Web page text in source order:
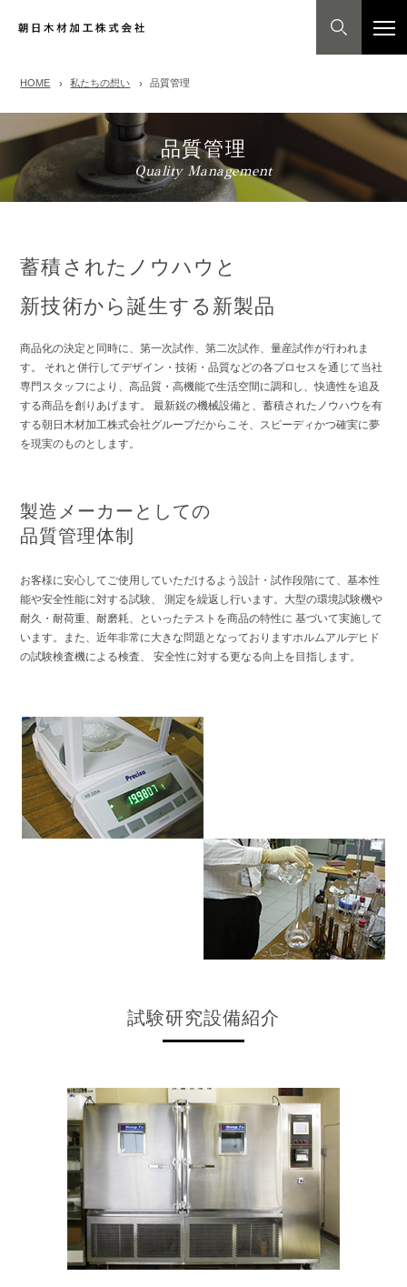
HOME 私たちの想い 品質管理
品質管理
Quality Management
蓄積されたノウハウと
新技術から誕生する新製品
商品化の決定と同時に、第一次試作、第二次試作、量産試作が行われま
す。 それと併行してデザイン・技術・品質などの各プロセスを通じて当社
専門スタッフにより、高品質・高機能で生活空間に調和し、快適性を追及
する商品を創りあげます。 最新鋭の機械設備と、蓄積されたノウハウを有
する朝日木材加工株式会社グループだからこそ、スピーディかつ確実に夢
を現実のものとします。
製造メーカーとしての
品質管理体制
お客様に安心してご使用していただけるよう設計・試作段階にて、基本性
能や安全性能に対する試験、 測定を繰返し行います。大型の環境試験機や
耐久・耐荷重、耐磨耗、といったテストを商品の特性に 基づいて実施して
います。また、近年非常に大きな問題となっておりますホルムアルデヒド
の試験検査機による検査、 安全性に対する更なる向上を目指します。
試験研究設備紹介